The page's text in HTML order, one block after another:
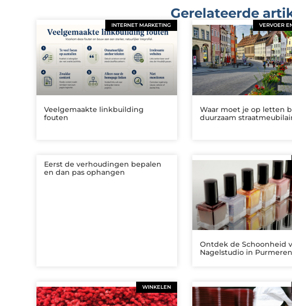
Gerelateerde
INTERNET MARKETING
Veelgemaakte linkbuilding
fouten
VERVOER
Waar moet je op letten
duurzaam
Eerst de verhoudingen bepalen
en dan pas ophangen
Ontdek de Schoonheid
Nagelstudio in
WINKELEN